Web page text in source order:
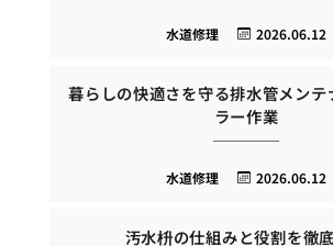
2026.06.12
水道修理
暮らしの快適さを守る排水管メンテ
ラー作業
2026.06.12
水道修理
汚水枡の仕組みと役割を徹